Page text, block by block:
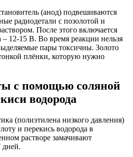
(анод) подвешиваются
радиодетали с позолотой и
После этого включается
– 12-15 В. Во время реакции нельзя
пары токсичны. Золото
плёнки, которую нужно
с помощью соляной
водорода
(полиэтилена низкого давления)
и перекись водорода в
растворе замачивают
дней.